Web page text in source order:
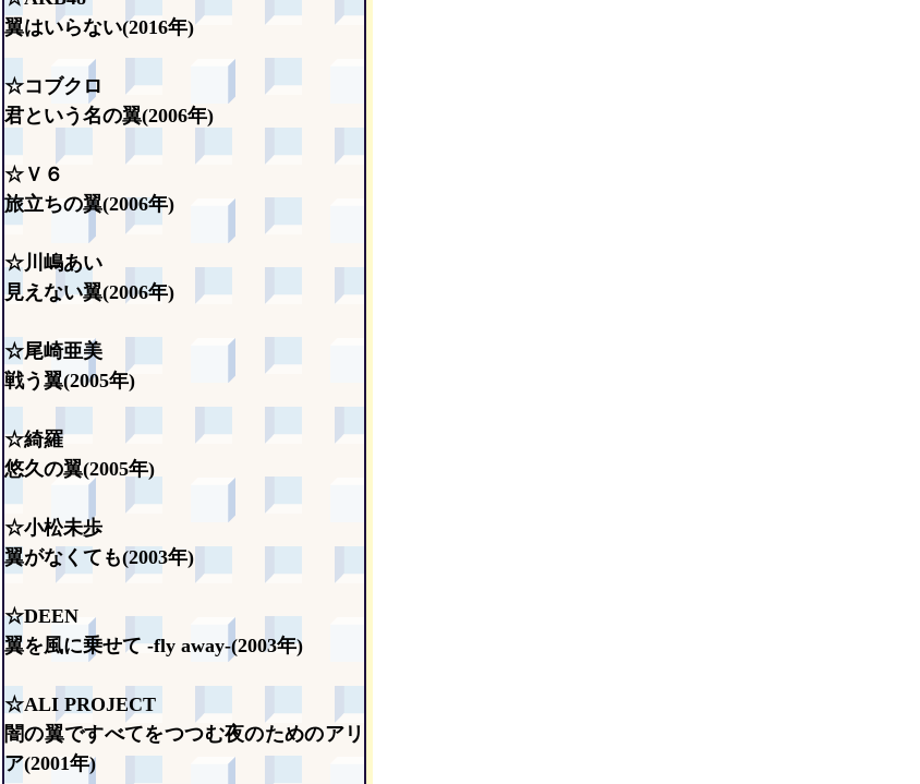
翼はいらない(2016年)
☆コブクロ
君という名の翼(2006年)
☆Ｖ６
旅立ちの翼(2006年)
☆川嶋あい
見えない翼(2006年)
☆尾崎亜美
戦う翼(2005年)
☆綺羅
悠久の翼(2005年)
☆小松未歩
翼がなくても(2003年)
☆DEEN
翼を風に乗せて -fly away-(2003年)
☆ALI PROJECT
闇の翼ですべてをつつむ夜のためのアリ
ア(2001年)